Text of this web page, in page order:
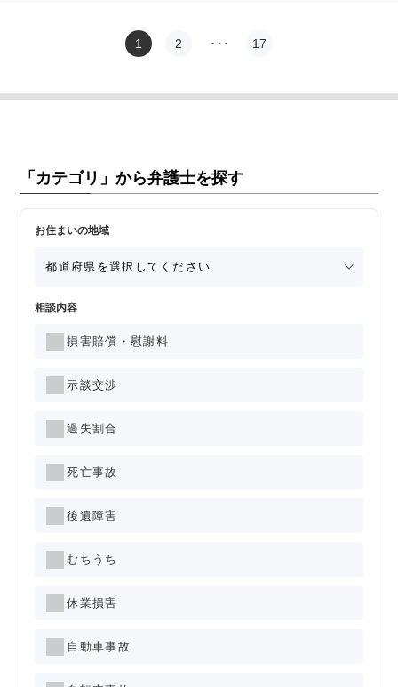
1 2 … 17
「カテゴリ」から弁護士を探す
お住まいの地域
相談内容
損害賠償・慰謝料
示談交渉
過失割合
死亡事故
後遺障害
むちうち
休業損害
自動車事故